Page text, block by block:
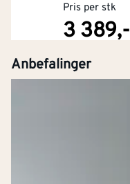
Pris per stk
3 389,-
Anbefalinger